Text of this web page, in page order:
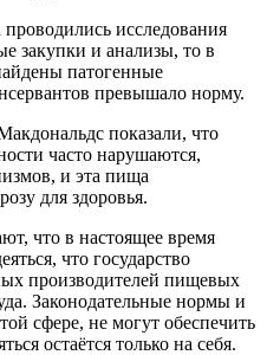
проводились исследования
закупки и анализы, то в
патогенные
превышало норму.
показали, что
часто нарушаются,
и эта пища
для здоровья.
что в настоящее время
что государство
производителей пищевых
Законодательные нормы и
сфере, не могут обеспечить
остаётся только на себя.